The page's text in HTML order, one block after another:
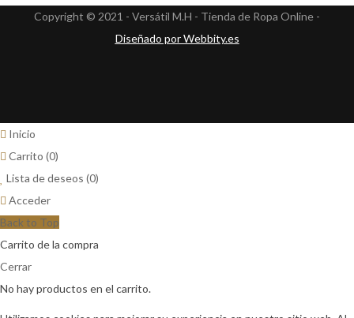
Copyright © 2021 - Versátil M.H - Tienda de Ropa Online -
Diseñado por Webbity.es
Inicio
Carrito (0)
Lista de deseos (0)
Acceder
Back to Top
Carrito de la compra
Cerrar
No hay productos en el carrito.